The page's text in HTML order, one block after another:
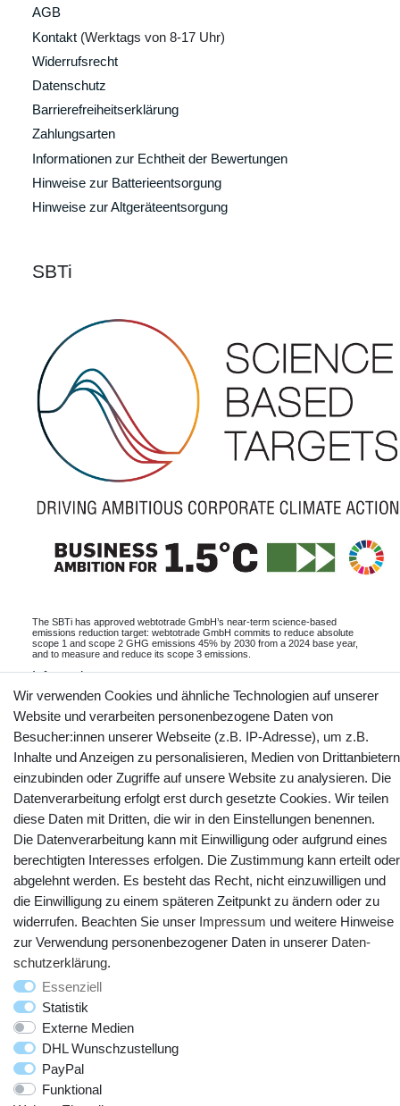
AGB
Kontakt (Werktags von 8-17 Uhr)
Widerrufsrecht
Datenschutz
Barrierefreiheitserklärung
Zahlungsarten
Informationen zur Echtheit der Bewertungen
Hinweise zur Batterieentsorgung
Hinweise zur Altgeräteentsorgung
SBTi
The SBTi has approved webtotrade GmbH’s near-term science-based
emissions reduction target: webtotrade GmbH commits to reduce absolute
scope 1 and scope 2 GHG emissions 45% by 2030 from a 2024 base year,
and to measure and reduce its scope 3 emissions.
Informationen
Vertrag widerrufen Kontakt
YouTube Facebook Instagram
© Copyright 2025 webtotrade GmbH. Alle Rechte vorbehalten.
Wir verwenden Cookies und ähnliche Technologien auf unserer
Website und verarbeiten personenbezogene Daten von
Besucher:innen unserer Webseite (z.B. IP-Adresse), um z.B.
Inhalte und Anzeigen zu personalisieren, Medien von Drittanbietern
einzubinden oder Zugriffe auf unsere Website zu analysieren. Die
Datenverarbeitung erfolgt erst durch gesetzte Cookies. Wir teilen
diese Daten mit Dritten, die wir in den Einstellungen benennen.
Die Datenverarbeitung kann mit Einwilligung oder aufgrund eines
berechtigten Interesses erfolgen. Die Zustimmung kann erteilt oder
abgelehnt werden. Es besteht das Recht, nicht einzuwilligen und
die Einwilligung zu einem späteren Zeitpunkt zu ändern oder zu
widerrufen. Beachten Sie unser Impressum und weitere Hinweise
zur Verwendung personenbezogener Daten in unserer Daten­
schutz­erklärung.
Essenziell
Statistik
Externe Medien
DHL Wunschzustellung
PayPal
Funktional